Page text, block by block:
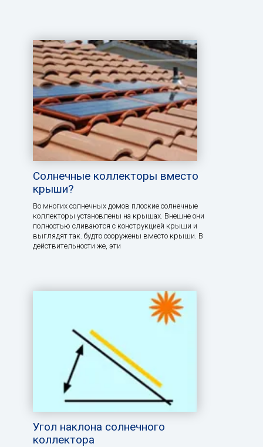
Солнечные коллекторы вместо
крыши?
Во многих солнечных домов плоские солнечные
коллекторы установлены на крышах. Внешне они
полностью сливаются с конструкцией крыши и
выглядят так. будто сооружены вместо крыши. В
действительности же, эти
Угол наклона солнечного
коллектора